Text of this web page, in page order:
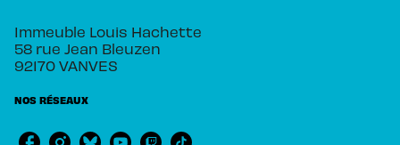
Immeuble Louis Hachette
58 rue Jean Bleuzen
92170 VANVES
NOS RÉSEAUX